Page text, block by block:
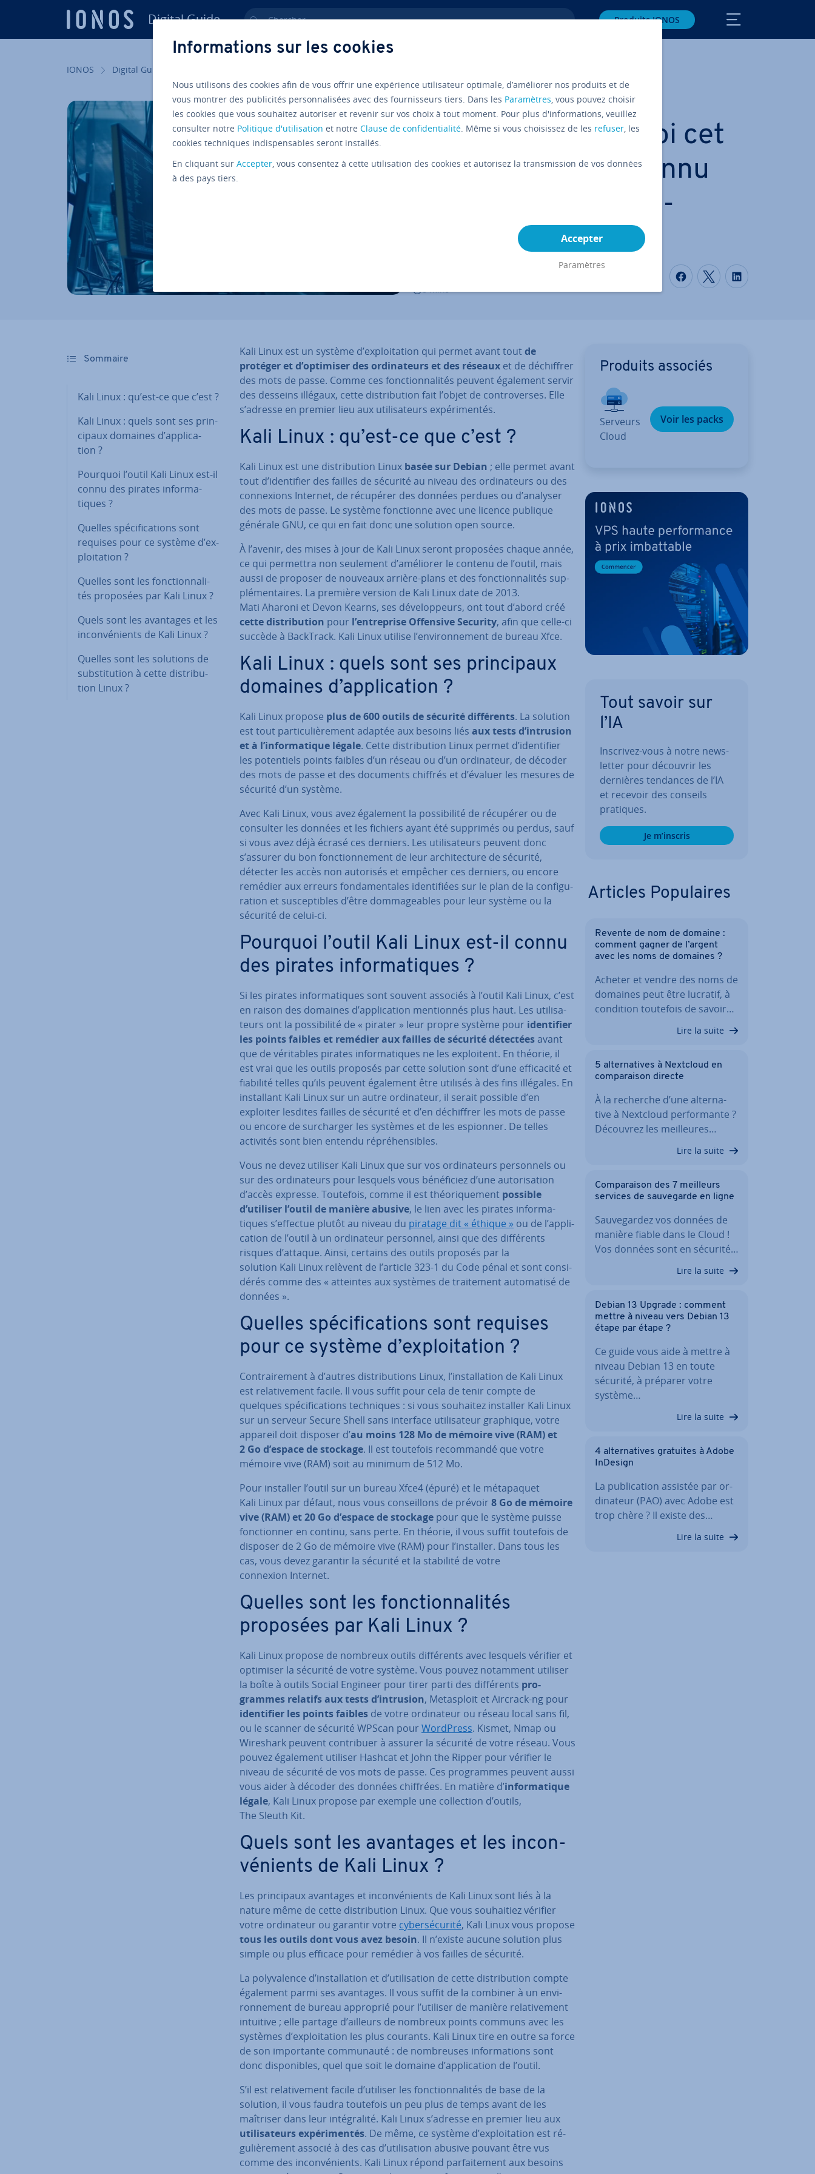
Digital Guide Chercher Produits IONOS
IONOS Digital Guide
Kali Linux : pourquoi cet
outil Linux est-il connu
des pirates in­for­ma­
8 mins
Partager sur
Partager sur
Partager
Linux
Sommaire
Kali Linux : qu’est-ce que c’est ?
Kali Linux : quels sont ses prin­
ci­paux domaines d’ap­pli­ca­
tion ?
Pourquoi l’outil Kali Linux est-il
connu des pirates in­for­ma­
tiques ?
Quelles spé­ci­fi­ca­tions sont
requises pour ce système d’ex­
ploi­ta­tion ?
Quelles sont les fonc­tion­na­li­
tés proposées par Kali Linux ?
Quels sont les avantages et les
in­con­vé­nients de Kali Linux ?
Quelles sont les solutions de
subs­ti­tu­tion à cette dis­tri­bu­
tion Linux ?
Kali Linux est un système d’ex­ploi­ta­tion qui permet avant toutde
protéger et d’optimiser des or­di­na­teurs et des réseaux et de dé­chif­frer
des mots de passe. Comme ces fonc­tion­na­li­tés peuvent également servir
des desseins illégaux, cette dis­tri­bu­tion fait l’objet de con­tro­verses. Elle
s’adresse en premier lieu aux uti­li­sa­teurs ex­pé­ri­men­tés.
Kali Linux : qu’est-ce que c’est ?
Kali Linux est une dis­tri­bu­tion Linux basée sur Debian ; elle permet avant
tout d’iden­ti­fier des failles de sécurité au niveau des or­di­na­teurs ou des
con­nexions Internet, de récupérer des données perdues ou d’analyser
des mots de passe. Le système fonc­tionne avec une licence publique
générale GNU, ce qui en fait donc une solution open source.
À l’avenir, des mises à jour de Kali Linux seront proposées chaque année,
ce qui permettra non seulement d’améliorer le contenu de l’outil, mais
aussi de proposer de nouveaux arrière-plans et des fonc­tion­na­li­tés sup­
plé­men­taires. La première version de Kali Linux date de 2013.
Mati Aharoni et Devon Kearns, ses dé­ve­lop­peurs, ont tout d’abord créé
cette dis­tri­bu­tion pour l’en­tre­prise Offensive Security, afin que celle-ci
succède à BackTrack. Kali Linux utilise l’en­vi­ron­ne­ment de bureau Xfce.
Kali Linux : quels sont ses prin­ci­paux
domaines d’ap­pli­ca­tion ?
Kali Linux propose plus de 600 outils de sécurité dif­fé­rents. La solution
est tout par­ti­cu­liè­re­ment adaptée aux besoins liés aux tests d’intrusion
et à l’in­for­ma­tique légale. Cette dis­tri­bu­tion Linux permet d’iden­ti­fier
les po­ten­tiels points faibles d’un réseau ou d’un or­di­na­teur, de décoder
des mots de passe et des documents chiffrés et d’évaluer les mesures de
sécurité d’un système.
Avec Kali Linux, vous avez également la pos­si­bi­lité de récupérer ou de
consulter les données et les fichiers ayant été supprimés ou perdus, sauf
si vous avez déjà écrasé ces derniers. Les uti­li­sa­teurs peuvent donc
s’assurer du bon fonc­tion­ne­ment de leur ar­chi­tec­ture de sécurité,
détecter les accès non autorisés et empêcher ces derniers, ou encore
remédier aux erreurs fon­da­men­tales iden­ti­fiées sur le plan de la con­fi­gu­
ra­tion et sus­cep­tibles d’être dom­ma­geables pour leur système ou la
sécurité de celui-ci.
Pourquoi l’outil Kali Linux est-il connu
des pirates in­for­ma­tiques ?
Si les pirates in­for­ma­tiques sont souvent associés à l’outil Kali Linux, c’est
en raison des domaines d’ap­pli­ca­tion men­tion­nés plus haut. Les uti­li­sa­
teurs ont la pos­si­bi­lité de « pirater » leur propre système pour iden­ti­fier
les points faibles et remédier aux failles de sécurité détectéesavant
que de vé­ri­tables pirates in­for­ma­tiques ne les ex­ploi­tent. En théorie, il
est vrai que les outils proposés par cette solution sont d’une ef­fi­ca­cité et
fiabilité telles qu’ils peuvent également être utilisés à des fins illégales. En
ins­tal­lant Kali Linux sur un autre or­di­na­teur, il serait possible d’en
exploiter lesdites failles de sécurité et d’en dé­chif­frer les mots de passe
ou encore de sur­char­ger les systèmes et de les espionner. De telles
activités sont bien entendu ré­pré­hen­sibles.
Vous ne devez utiliser Kali Linux que sur vos or­di­na­teurs per­son­nels ou
sur des or­di­na­teurs pour lesquels vous bé­né­fi­ciez d’une au­to­ri­sa­tion
d’accès expresse. Toutefois, comme il est théo­ri­que­ment possible
d’utiliser l’outil de manière abusive, le lien avec les pirates in­for­ma­
tiques s’effectue plutôt au niveau du piratage dit « éthique » ou de l’ap­pli­
ca­tion de l’outil à un or­di­na­teur personnel, ainsi que des dif­fé­rents
risques d’attaque. Ainsi, certains des outils proposés par la
solution Kali Linux relèvent de l’article 323-1 du Code pénal et sont con­si­
dé­rés comme des « atteintes aux systèmes de trai­te­ment au­to­ma­tisé de
données ».
Quelles spé­ci­fi­ca­tions sont requises
pour ce système d’ex­ploi­ta­tion ?
Con­trai­re­ment à d’autres dis­tri­bu­tions Linux, l’ins­tal­la­tion de Kali Linux
est re­la­ti­ve­ment facile. Il vous suffit pour cela de tenir compte de
quelques spé­ci­fi­ca­tions tech­niques : si vous souhaitez installer Kali Linux
sur un serveur Secure Shell sans interface uti­li­sa­teur graphique, votre
appareil doit disposer d’au moins 128 Mo de mémoire vive (RAM) et
2 Go d’espace de stockage. Il est toutefois re­com­mandé que votre
mémoire vive (RAM) soit au minimum de 512 Mo.
Pour installer l’outil sur un bureau Xfce4 (épuré) et le mé­ta­pa­quet
Kali Linux par défaut, nous vous con­seil­lons de prévoir 8 Go de mémoire
vive (RAM) et 20 Go d’espace de stockage pour que le système puisse
fonc­tion­ner en continu, sans perte. En théorie, il vous suffit toutefois de
disposer de 2 Go de mémoire vive (RAM) pour l’installer. Dans tous les
cas, vous devez garantir la sécurité et la stabilité de votre
connexion Internet.
Quelles sont les fonc­tion­na­li­tés
proposées par Kali Linux ?
Kali Linux propose de nombreux outils dif­fé­rents avec lesquels vérifier et
optimiser la sécurité de votre système. Vous pouvez notamment utiliser
la boîte à outils Social Engineer pour tirer parti des dif­fé­rents pro­
grammes relatifs aux tests d’intrusion, Me­tas­ploit et Aircrack-ng pour
iden­ti­fier les points faibles de votre or­di­na­teur ou réseau local sans fil,
ou le scanner de sécurité WPScan pour WordPress. Kismet, Nmap ou
Wireshark peuvent con­tri­buer à assurer la sécurité de votre réseau. Vous
pouvez également utiliser Hashcat et John the Ripper pour vérifier le
niveau de sécurité de vos mots de passe. Ces pro­grammes peuvent aussi
vous aider à décoder des données chiffrées. En matière d’in­for­ma­tique
légale, Kali Linux propose par exemple une col­lec­tion d’outils,
The Sleuth Kit.
Quels sont les avantages et les in­con­
vé­nients de Kali Linux ?
Les prin­ci­paux avantages et in­con­vé­nients de Kali Linux sont liés à la
nature même de cette dis­tri­bu­tion Linux. Que vous sou­hai­tiez vérifier
votre or­di­na­teur ou garantir votre cy­ber­sé­cu­rité, Kali Linux vous propose
tous les outils dont vous avez besoin. Il n’existe aucune solution plus
simple ou plus efficace pour remédier à vos failles de sécurité.
La po­ly­va­lence d’ins­tal­la­tion et d’uti­li­sa­tion de cette dis­tri­bu­tion compte
également parmi ses avantages. Il vous suffit de la combiner à un en­vi­
ron­ne­ment de bureau approprié pour l’utiliser de manière re­la­ti­ve­ment
intuitive ; elle partage d’ailleurs de nombreux points communs avec les
systèmes d’ex­ploi­ta­tion les plus courants. Kali Linux tire en outre sa force
de son im­por­tante com­mu­nauté : de nom­breuses in­for­ma­tions sont
donc dis­po­nibles, quel que soit le domaine d’ap­pli­ca­tion de l’outil.
S’il est re­la­ti­ve­ment facile d’utiliser les fonc­tion­na­li­tés de base de la
solution, il vous faudra toutefois un peu plus de temps avant de les
maîtriser dans leur in­té­gra­lité. Kali Linux s’adresse en premier lieu aux
uti­li­sa­teurs ex­pé­ri­men­tés. De même, ce système d’ex­ploi­ta­tion est ré­
gu­liè­re­ment associé à des cas d’uti­li­sa­tion abusive pouvant être vus
comme des in­con­vé­nients. Kali Linux répond par­fai­te­ment aux besoins
Produits associés
Serveurs
Cloud
Voir les packs
Tout savoir sur
l’IA
Inscrivez-vous à notre news­
let­ter pour découvrir les
dernières tendances de l’IA
et recevoir des conseils
pratiques.
Je m’inscris
Articles Po­pu­laires
Revente de nom de domaine :
comment gagner de l’argent
avec les noms de domaines ?
Acheter et vendre des noms de
domaines peut être lucratif, à
condition toutefois de savoir…
Lire la suite
5 al­ter­na­tives à Nextcloud en
com­pa­rai­son directe
À la recherche d’une al­ter­na­
tive à Nextcloud per­for­mante ?
Découvrez les meil­leures…
Lire la suite
Com­pa­rai­son des 7 meilleurs
services de sau­ve­garde en ligne
Sau­ve­gar­dez vos données de
manière fiable dans le Cloud !
Vos données sont en sécurité…
Lire la suite
Debian 13 Upgrade : comment
mettre à niveau vers Debian 13
étape par étape ?
Ce guide vous aide à mettre à
niveau Debian 13 en toute
sécurité, à préparer votre
système…
Lire la suite
4 al­ter­na­tives gratuites à Adobe
InDesign
La pu­bli­ca­tion assistée par or­
di­na­teur (PAO) avec Adobe est
trop chère ? Il existe des…
Lire la suite
Informations sur les cookies
Nous utilisons des cookies afin de vous offrir une expérience utilisateur optimale, d’améliorer nos produits et de
vous montrer des publicités personnalisées avec des fournisseurs tiers. Dans les Paramètres, vous pouvez choisir
les cookies que vous souhaitez autoriser et revenir sur vos choix à tout moment. Pour plus d'informations, veuillez
consulter notre Politique d'utilisation et notre Clause de confidentialité. Même si vous choisissez de les refuser, les
cookies techniques indispensables seront installés.
En cliquant sur Accepter, vous consentez à cette utilisation des cookies et autorisez la transmission de vos données
à des pays tiers.
Accepter
Paramètres